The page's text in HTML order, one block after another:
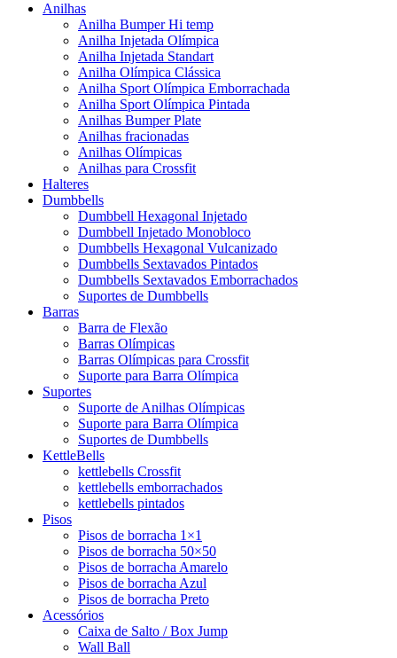
Anilhas
Anilha Bumper Hi temp
Anilha Injetada Olímpica
Anilha Injetada Standart
Anilha Olímpica Clássica
Anilha Sport Olímpica Emborrachada
Anilha Sport Olímpica Pintada
Anilhas Bumper Plate
Anilhas fracionadas
Anilhas Olímpicas
Anilhas para Crossfit
Halteres
Dumbbells
Dumbbell Hexagonal Injetado
Dumbbell Injetado Monobloco
Dumbbells Hexagonal Vulcanizado
Dumbbells Sextavados Pintados
Dumbbells Sextavados Emborrachados
Suportes de Dumbbells
Barras
Barra de Flexão
Barras Olímpicas
Barras Olímpicas para Crossfit
Suporte para Barra Olímpica
Suportes
Suporte de Anilhas Olímpicas
Suporte para Barra Olímpica
Suportes de Dumbbells
KettleBells
kettlebells Crossfit
kettlebells emborrachados
kettlebells pintados
Pisos
Pisos de borracha 1×1
Pisos de borracha 50×50
Pisos de borracha Amarelo
Pisos de borracha Azul
Pisos de borracha Preto
Acessórios
Caixa de Salto / Box Jump
Wall Ball